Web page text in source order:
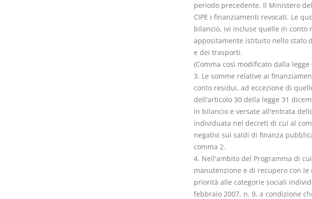
periodo precedente. Il Ministero
CIPE i finanziamenti revocati. Le
bilancio, ivi incluse quelle in conto
appositamente istituito nello stato
e dei trasporti.
(Comma così modificato dalla
3. Le somme relative ai
conto residui, ad eccezione di
dell'articolo 30 della legge 31
in bilancio e versate all'entrata
individuata nel decreti di cui al
negativi sui saldi di finanza
comma 2.
4. Nell'ambito del Programma di
manutenzione e di recupero con
priorità alle categorie sociali
febbraio 2007, n. 9, a condizione